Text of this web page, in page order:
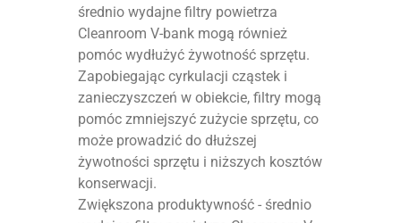
średnio wydajne filtry powietrza
Cleanroom V-bank mogą również
pomóc wydłużyć żywotność sprzętu.
Zapobiegając cyrkulacji cząstek i
zanieczyszczeń w obiekcie, filtry mogą
pomóc zmniejszyć zużycie sprzętu, co
może prowadzić do dłuższej
żywotności sprzętu i niższych kosztów
konserwacji.
Zwiększona produktywność - średnio